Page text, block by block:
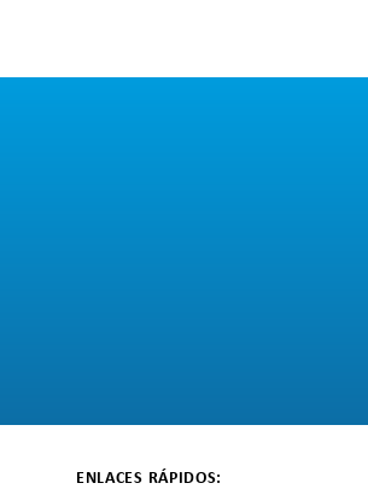
ENLACES RÁPIDOS: